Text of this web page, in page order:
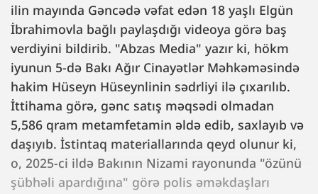
ilin mayında Gəncədə vəfat edən 18 yaşlı Elgün
İbrahimovla bağlı paylaşdığı videoya görə baş
verdiyini bildirib. "Abzas Media" yazır ki, hökm
iyunun 5-də Bakı Ağır Cinayətlər Məhkəməsində
hakim Hüseyn Hüseynlinin sədrliyi ilə çıxarılıb.
İttihama görə, gənc satış məqsədi olmadan
5,586 qram metamfetamin əldə edib, saxlayıb və
daşıyıb. İstintaq materiallarında qeyd olunur ki,
o, 2025-ci ildə Bakının Nizami rayonunda "özünü
şübhəli apardığına" görə polis əməkdaşları